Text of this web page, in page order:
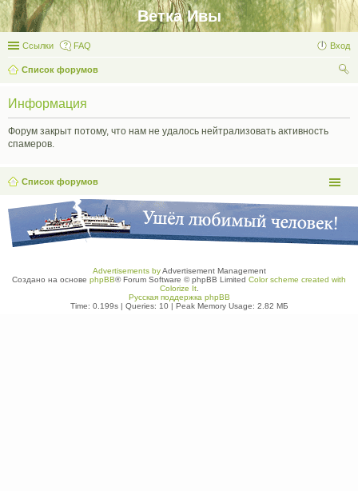
Ветка Ивы
Ссылки FAQ Вход
Список форумов
Информация
Форум закрыт потому, что нам не удалось нейтрализовать активность
спамеров.
Список форумов
Advertisements byAdvertisement Management
Создано на основе phpBB® Forum Software © phpBB Limited Color scheme created with
Colorize It.
Русская поддержка phpBB
Time: 0.199s| Queries: 10| Peak Memory Usage: 2.82 МБ